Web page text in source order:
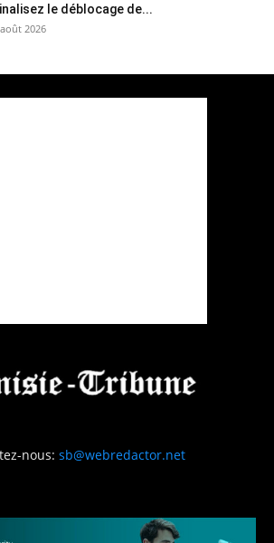
le déblocage de...
2026
nous: sb@webredactor.net